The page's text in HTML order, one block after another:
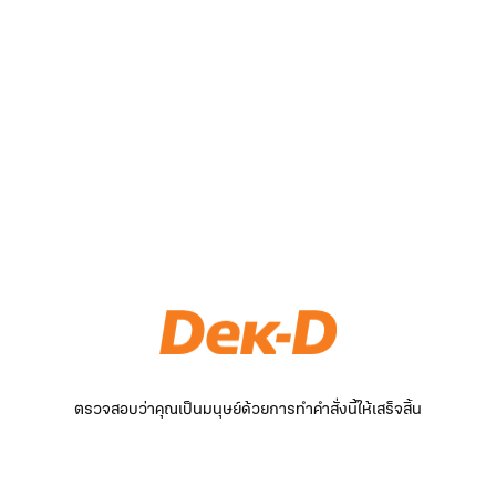
ตรวจสอบว่าคุณเป็นมนุษย์ด้วยการทำคำสั่งนี้ให้เสร็จสิ้น